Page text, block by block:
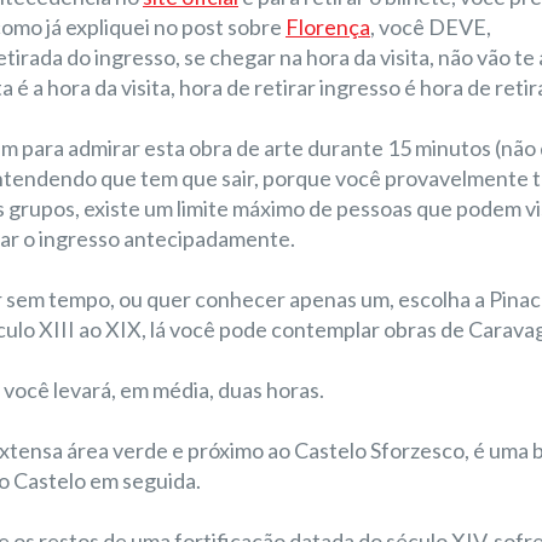
já expliquei no post sobre Florença, você DEVE,
do ingresso, se chegar na hora da visita, não vão
é a hora da visita, hora de retirar ingresso é hora de
para admirar esta obra de arte durante 15 minutos
que tem que sair, porque você provavelmente
existe um limite máximo de pessoas que podem
o ingresso antecipadamente.
tempo, ou quer conhecer apenas um, escolha a
XIII ao XIX, lá você pode contemplar obras de
levará, em média, duas horas.
área verde e próximo ao Castelo Sforzesco, é uma
Castelo em seguida.